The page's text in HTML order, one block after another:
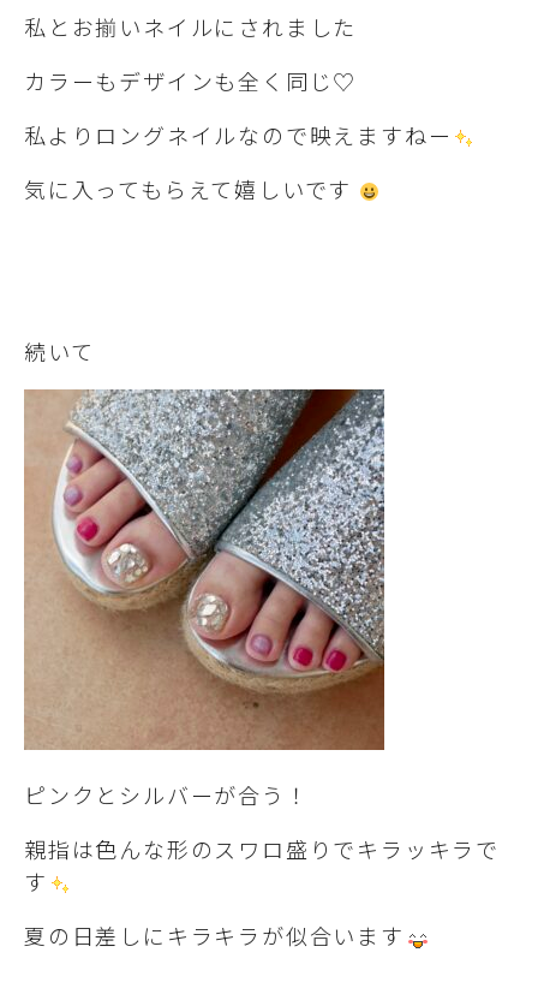
私とお揃いネイルにされました
カラーもデザインも全く同じ♡
私よりロングネイルなので映えますねー
気に入ってもらえて嬉しいです
続いて
ピンクとシルバーが合う！
親指は色んな形のスワロ盛りでキラッキラで
す
夏の日差しにキラキラが似合います